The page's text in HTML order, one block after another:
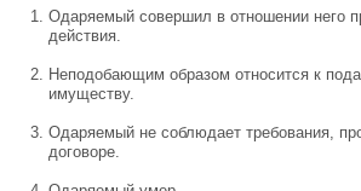
Одаряемый совершил в отношении него
действия.
Неподобающим образом относится к
имуществу.
Одаряемый не соблюдает требования,
договоре.